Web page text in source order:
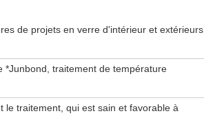
de projets en verre d'intérieur et extérieurs
*Junbond, traitement de température
le traitement, qui est sain et favorable à